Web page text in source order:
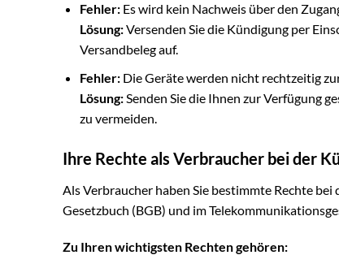
Fehler:Es wird kein Nachweis über den
Lösung:Versenden Sie die Kündigung per
Versandbeleg auf.
Fehler:Die Geräte werden nicht rechtzeitig
Lösung:Senden Sie die Ihnen zur Verfügung
zu vermeiden.
Ihre Rechte als Verbraucher bei der
Als Verbraucher haben Sie bestimmte Rechte
Gesetzbuch (BGB) und im
Zu Ihren wichtigsten Rechten gehören: